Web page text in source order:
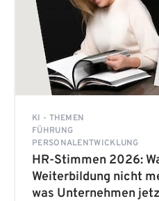
KI - THEMEN
FÜHRUNG
PERSONALENTWICKLUNG
HR-Stimmen 2026:
Weiterbildung nicht
was Unternehmen